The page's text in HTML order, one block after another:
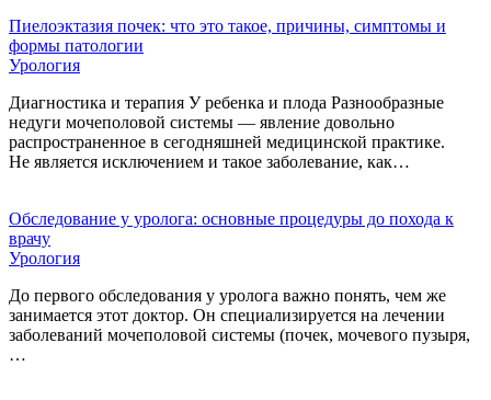
Пиелоэктазия почек: что это такое, причины, симптомы и
формы патологии
Урология
Диагностика и терапия У ребенка и плода Разнообразные
недуги мочеполовой системы — явление довольно
распространенное в сегодняшней медицинской практике.
Не является исключением и такое заболевание, как…
Обследование у уролога: основные процедуры до похода к
врачу
Урология
До первого обследования у уролога важно понять, чем же
занимается этот доктор. Он специализируется на лечении
заболеваний мочеполовой системы (почек, мочевого пузыря,
…